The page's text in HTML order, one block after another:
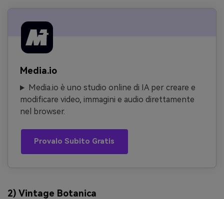
Media.io
Media.io è uno studio online di IA per creare e
modificare video, immagini e audio direttamente
nel browser.
Provalo Subito Gratis
2) Vintage Botanica